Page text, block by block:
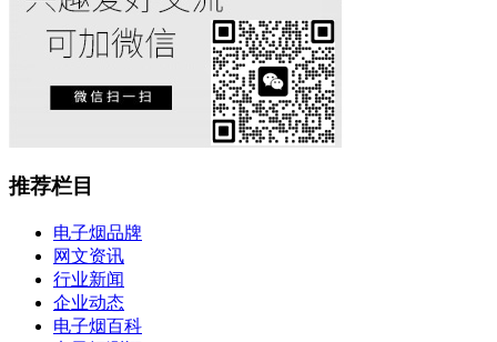
推荐栏目
电子烟品牌
网文资讯
行业新闻
企业动态
电子烟百科